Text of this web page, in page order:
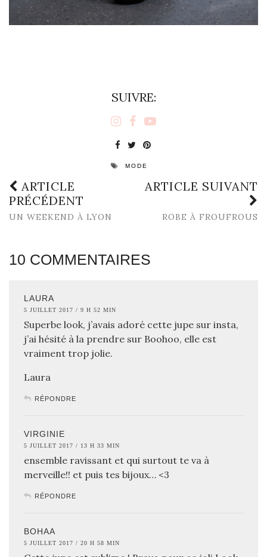
SUIVRE:
MODE
ARTICLE
PRÉCÉDENT
UN WEEKEND À LYON
ARTICLE SUIVANT
ROBE À FROUFROUS
10 COMMENTAIRES
LAURA
5 JUILLET 2017 / 9 H 52 MIN
Superbe look, j’avais adoré cette jupe sur insta,
j’ai hésité à la prendre sur Boohoo, elle est
vraiment trop jolie.
Laura
RÉPONDRE
VIRGINIE
5 JUILLET 2017 / 13 H 33 MIN
ensemble ravissant et qui surtout te va à
merveille!! et puis tes bijoux… <3
RÉPONDRE
BOHAA
5 JUILLET 2017 / 20 H 58 MIN